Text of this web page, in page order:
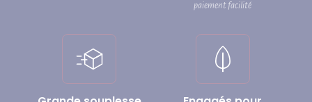
paiement facilité